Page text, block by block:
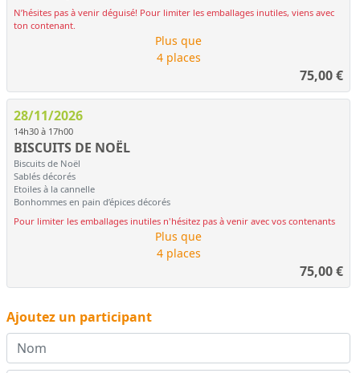
N’hésites pas à venir déguisé! Pour limiter les emballages inutiles, viens avec
ton contenant.
Plus que
4 places
75,00€
28/11/2026
14h30 à 17h00
BISCUITS DE NOËL
Biscuits de Noël
Sablés décorés
Etoiles à la cannelle
Bonhommes en pain d’épices décorés
Pour limiter les emballages inutiles n'hésitez pas à venir avec vos contenants
Plus que
4 places
75,00€
Ajoutez un participant